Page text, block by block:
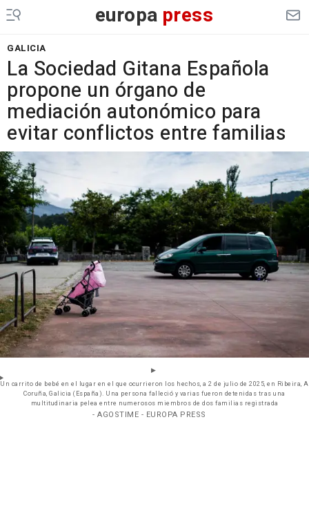
europa press
GALICIA
La Sociedad Gitana Española
propone un órgano de
mediación autonómico para
evitar conflictos entre familias
Un carrito de bebé en el lugar en el que ocurrieron los hechos, a 2 de julio de 2025, en Ribeira, A
Coruña, Galicia (España). Una persona falleció y varias fueron detenidas tras una
multitudinaria pelea entre numerosos miembros de dos familias registrada
- AGOSTIME - EUROPA PRESS